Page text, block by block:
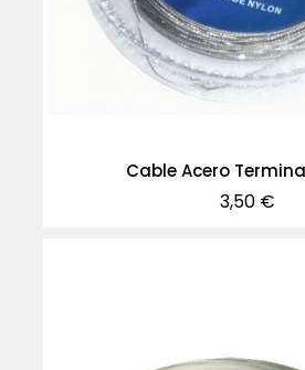
Cable Acero
Precio
3,50 €